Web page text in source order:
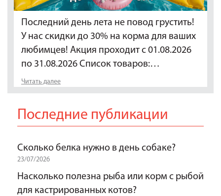
Последний день лета не повод грустить!
У нас скидки до 30% на корма для ваших
любимцев! Акция проходит с 01.08.2026
по 31.08.2026 Список товаров:…
Читать далее
Последние публикации
Сколько белка нужно в день собаке?
23/07/2026
Насколько полезна рыба или корм с рыбой
для кастрированных котов?